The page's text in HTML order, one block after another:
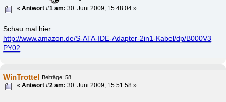
«Antwort #1 am: 30. Juni 2009, 15:48:04 »
Schau mal hier
http://www.amazon.de/S-ATA-IDE-Adapter-2in1-Kabel/dp/B000V3
PY02
WinTrottel Beiträge: 58
«Antwort #2 am: 30. Juni 2009, 15:51:58 »